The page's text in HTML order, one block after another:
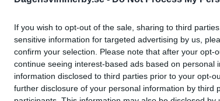
If you wish to opt-out of the sale, sharing to third
sensitive information for targeted advertising by us,
confirm your selection. Please note that after your opt-
continue seeing interest-based ads based on personal
information disclosed to third parties prior to your opt-
further disclosure of your personal information by third